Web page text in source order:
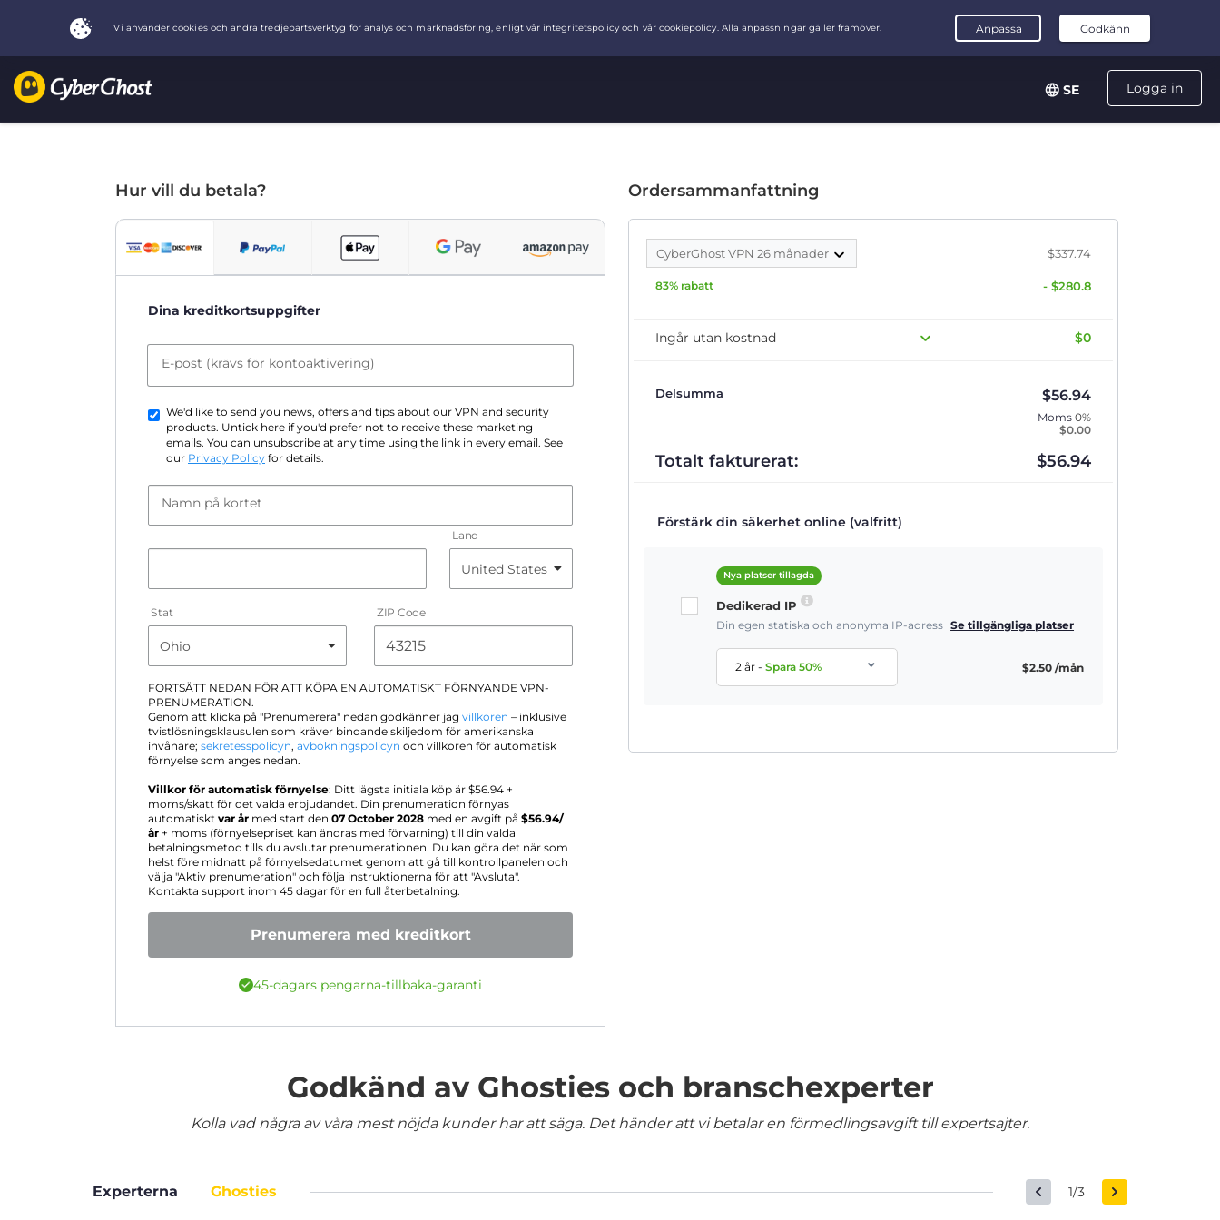
Logga in
SE
Hur vill du betala?
Dina kreditkortsuppgifter
E-post (krävs för kontoaktivering)
We'd like to send you news, offers and tips about our VPN and security
products. Untick here if you'd prefer not to receive these marketing
emails. You can unsubscribe at any time using the link in every email. See
our Privacy Policy for details.
Namn på kortet
Land
Stat ZIP Code
FORTSÄTT NEDAN FÖR ATT KÖPA EN AUTOMATISKT FÖRNYANDE VPN-
PRENUMERATION.
Genom att klicka på "Prenumerera" nedan godkänner jag villkoren – inklusive
tvistlösningsklausulen som kräver bindande skiljedom för amerikanska
invånare; sekretesspolicyn, avbokningspolicyn och villkoren för automatisk
förnyelse som anges nedan.
Villkor för automatisk förnyelse: Ditt lägsta initiala köp är $56.94 +
moms/skatt för det valda erbjudandet. Din prenumeration förnyas
automatiskt var år med start den 07 October 2028 med en avgift på $56.94/
år + moms (förnyelsepriset kan ändras med förvarning) till din valda
betalningsmetod tills du avslutar prenumerationen. Du kan göra det när som
helst före midnatt på förnyelsedatumet genom att gå till kontrollpanelen och
välja "Aktiv prenumeration" och följa instruktionerna för att "Avsluta".
Kontakta support inom 45 dagar för en full återbetalning.
Prenumerera med kreditkort
45-dagars pengarna-tillbaka-garanti
Ordersammanfattning
CyberGhost VPN 26 månader $337.74
83% rabatt - $280.8
Ingår utan kostnad $0
Delsumma $56.94
Moms 0%
$0.00
Totalt fakturerat: $56.94
Förstärk din säkerhet online (valfritt)
Nya platser tillagda
Dedikerad IP
Din egen statiska och anonyma IP-adress Se tillgängliga platser
2 år-Spara50% $2.50 /mån
Godkänd av Ghosties och branschexperter
Kolla vad några av våra mest nöjda kunder har att säga. Det händer att vi betalar en förmedlingsavgift till expertsajter.
Experterna Ghosties 1/3